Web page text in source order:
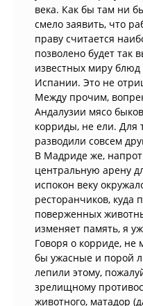
века. Как бы там ни
смело заявить, что
праву считается
позволено будет так
известных миру
Испании. Это не
Между прочим,
Андалузии мясо
корриды, не ели. Для
разводили совсем
В Мадриде же,
центральную арену
испокон веку
ресторанчиков, куда
поверженных
изменяет память, я
Говоря о корриде, не
бы ужасные и порой
лепили этому,
зрелищному
животного, матадор